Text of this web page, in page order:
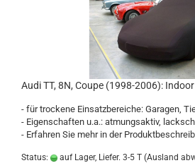
Audi TT, 8N, Coupe (1998-2006):
- für trockene Einsatzbereiche: Garagen,
- Eigenschaften u.a.: atmungsaktiv,
- Erfahren Sie mehr in der
Status: auf Lager, Liefer. 3-5 T (Ausland